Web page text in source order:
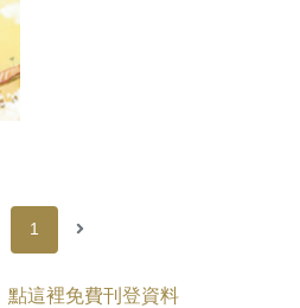
1
點這裡免費刊登資料